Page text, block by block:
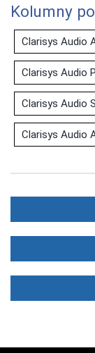
Kolumny
Clarisys Audio
Clarisys Audio
Clarisys Audio
Clarisys Audio